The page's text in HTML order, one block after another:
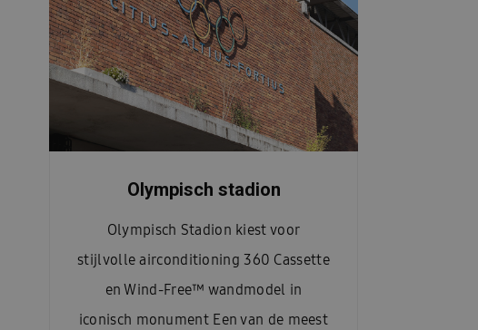
Olympisch stadion
Olympisch Stadion kiest voor
stijlvolle airconditioning 360 Cassette
en Wind-Free™ wandmodel in
iconisch monument Een van de meest